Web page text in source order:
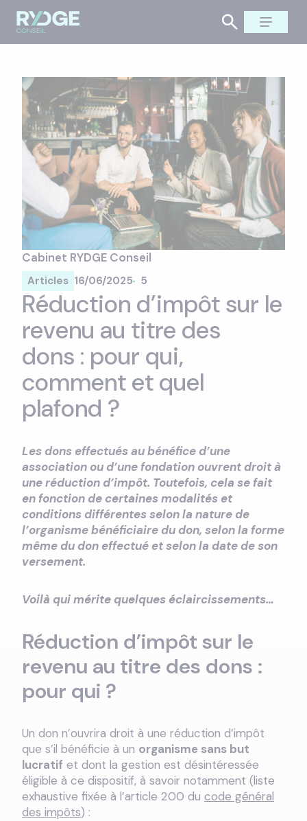
Cabinet RYDGE Conseil
Articles 16/06/2025 5
Réduction d’impôt sur le
revenu au titre des
dons : pour qui,
comment et quel
plafond ?
Les dons effectués au bénéfice d’une
association ou d’une fondation ouvrent droit à
une réduction d’impôt. Toutefois, cela se fait
en fonction de certaines modalités et
conditions différentes selon la nature de
l’organisme bénéficiaire du don, selon la forme
même du don effectué et selon la date de son
versement.
Voilà qui mérite quelques éclaircissements…
Réduction d’impôt sur le
revenu au titre des dons :
pour qui ?
Un don n’ouvrira droit à une réduction d’impôt
que s’il bénéficie à un organisme sans but
lucratif et dont la gestion est désintéressée
éligible à ce dispositif, à savoir notamment (liste
exhaustive fixée à l’article 200 du code général
des impôts) :